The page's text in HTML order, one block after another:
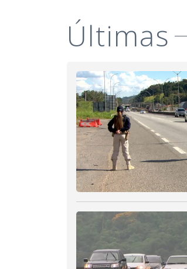
Últimas